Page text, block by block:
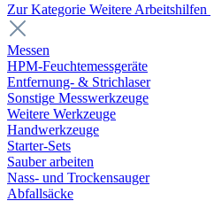
Zur Kategorie Weitere Arbeitshilfen
Messen
HPM-Feuchtemessgeräte
Entfernung- & Strichlaser
Sonstige Messwerkzeuge
Weitere Werkzeuge
Handwerkzeuge
Starter-Sets
Sauber arbeiten
Nass- und Trockensauger
Abfallsäcke